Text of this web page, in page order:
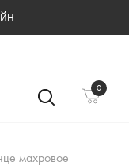
0
махровое